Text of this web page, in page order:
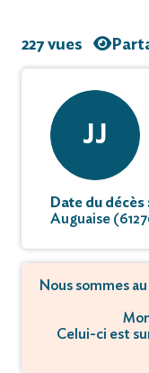
227 vues
JJ
Date du décès
Auguaise
Nous sommes
Celui-ci est